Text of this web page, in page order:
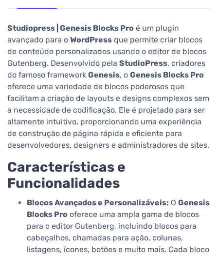
Studiopress | Genesis Blocks Pro é um plugin
avançado para o WordPress que permite criar blocos
de conteúdo personalizados usando o editor de blocos
Gutenberg. Desenvolvido pela StudioPress, criadores
do famoso framework Genesis, o Genesis Blocks Pro
oferece uma variedade de blocos poderosos que
facilitam a criação de layouts e designs complexos sem
a necessidade de codificação. Ele é projetado para ser
altamente intuitivo, proporcionando uma experiência
de construção de página rápida e eficiente para
desenvolvedores, designers e administradores de sites.
Características e
Funcionalidades
Blocos Avançados e Personalizáveis: O Genesis
Blocks Pro oferece uma ampla gama de blocos
para o editor Gutenberg, incluindo blocos para
cabeçalhos, chamadas para ação, colunas,
listagens, ícones, botões e muito mais. Cada bloco